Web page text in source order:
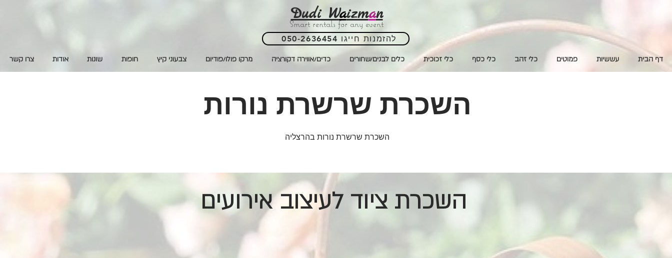
Dudi Waizman
Smart rentals for any event
050-2636454 להזמנות חייגו
דף הבית עששיות פמוטים כלי זהב כלי כסף כלי זכוכית כלים לבנים/שחורים כדים/אווירה דקורציה מרקו פולו/פודיום צבעוני קיץ חופות שונות אודות צרו קשר
השכרת שרשרת נורות
השכרת שרשרת נורות בהרצליה